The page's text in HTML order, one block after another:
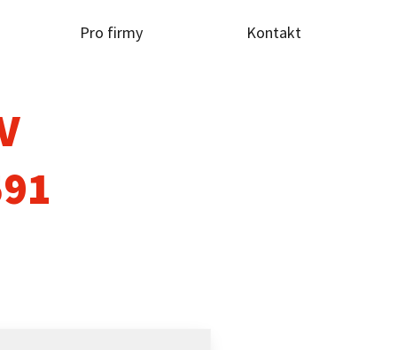
Pro firmy Kontakt